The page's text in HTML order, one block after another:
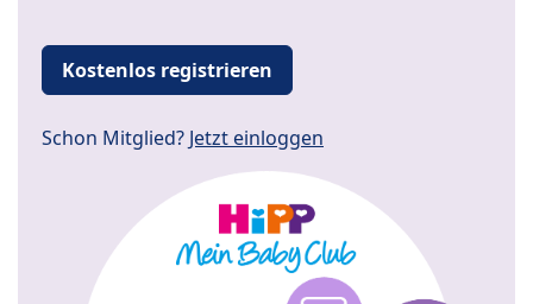
Kostenlos registrieren
Schon Mitglied? Jetzt einloggen